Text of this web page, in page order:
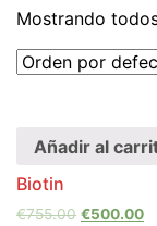
Mostrando
Añadir al
Biotin
€755.00 €500.00